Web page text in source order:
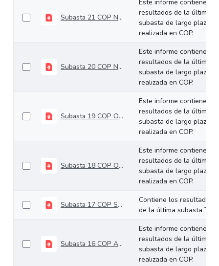
Subasta 21 COP Noviembre 26 de 2025
Este informe contiene los
resultados de la última
subasta de largo plazo
realizada en COP.
Subasta 20 COP Noviembre 12 de 2025
Este informe contiene los
resultados de la última
subasta de largo plazo
realizada en COP.
Subasta 19 COP Octubre 29 de 2025
Este informe contiene los
resultados de la última
subasta de largo plazo
realizada en COP.
Subasta 18 COP Octubre 22 de 2025
Este informe contiene los
resultados de la última
subasta de largo plazo
realizada en COP.
Subasta 17 COP Septiembre 24 de 2025
Contiene los resultados
de la última subasta TCO.
Subasta 16 COP Agosto 27 de 2025
Este informe contiene los
resultados de la última
subasta de largo plazo
realizada en COP.